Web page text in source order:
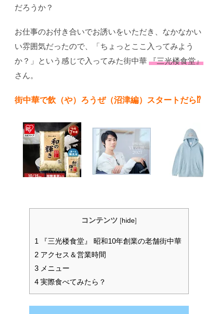
だろうか？
お仕事のお付き合いでお誘いをいただき、なかなかい
い雰囲気だったので、「ちょっとここ入ってみよう
か？」という感じで入ってみた街中華 『三光楼食堂』
さん。
街中華で飲（や）ろうぜ（沼津編）スタートだら⁉
コンテンツ [hide]
1 『三光楼食堂』 昭和10年創業の老舗街中華
2 アクセス＆営業時間
3 メニュー
4 実際食べてみたら？